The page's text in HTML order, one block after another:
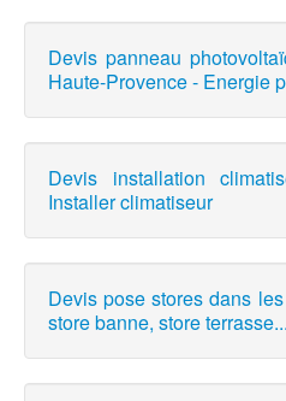
Devis panneau
Haute-Provence - Energie
Devis installation
Installer climatiseur
Devis pose stores dans
store banne, store terrasse...